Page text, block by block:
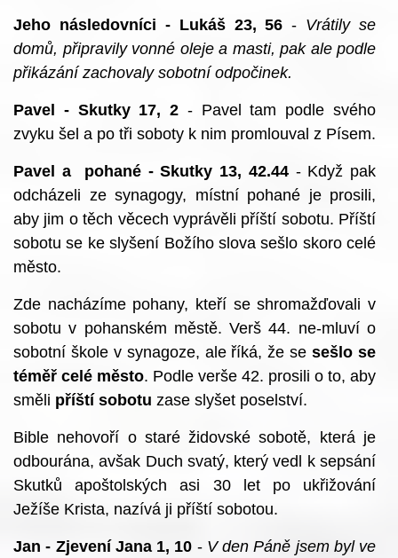
Jeho následovníci - Lukáš 23, 56 - Vrátily se
domů, připravily vonné oleje a masti, pak ale podle
přikázání zachovaly sobotní odpočinek.
Pavel - Skutky 17, 2 - Pavel tam podle svého
zvyku šel a po tři soboty k nim promlouval z Písem.
Pavel a pohané - Skutky 13, 42.44- Když pak
odcházeli ze synagogy, místní pohané je prosili,
aby jim o těch věcech vyprávěli příští sobotu. Příští
sobotu se ke slyšení Božího slova sešlo skoro celé
město.
Zde nacházíme pohany, kteří se shromažďovali v
sobotu v pohanském městě. Verš 44. ne-mluví o
sobotní škole v synagoze, ale říká, že sesešlo se
téměř celé město. Podle verše 42. prosili o to, aby
směli příští sobotu zase slyšet poselství.
Bible nehovoří o staré židovské sobotě, která je
odbourána, avšak Duch svatý, který vedl k sepsání
Skutků apoštolských asi 30 let po ukřižování
Ježíše Krista, nazívá ji příští sobotou.
Jan - Zjevení Jana 1, 10 - V den Páně jsem byl ve